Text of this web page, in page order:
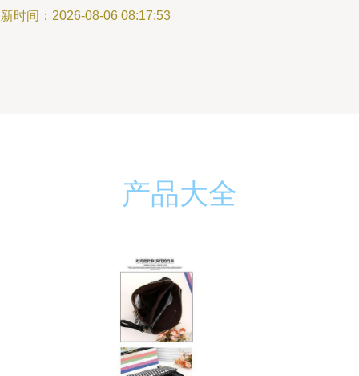
时间：2026-08-06 08:17:53
产品大全